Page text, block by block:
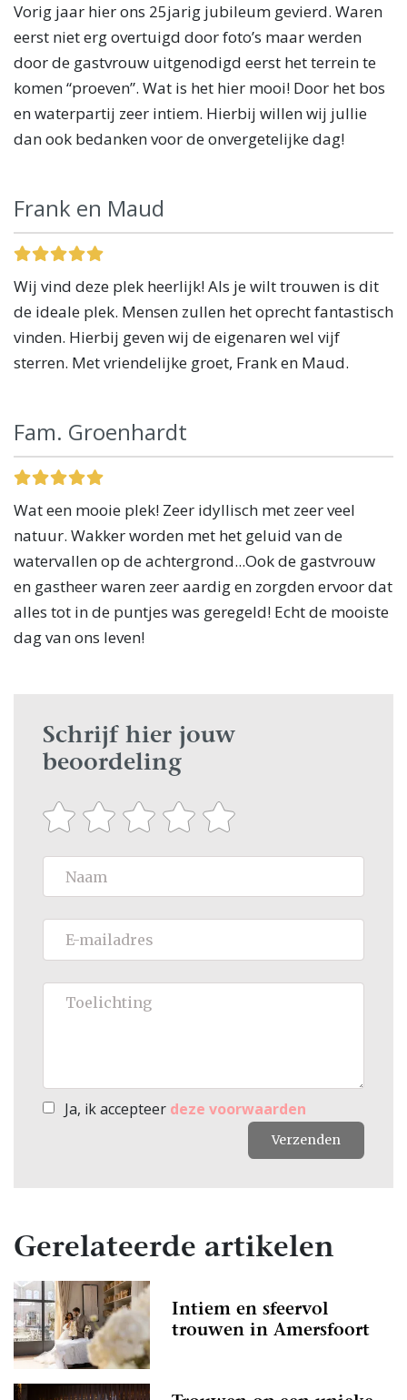
Vorig jaar hier ons 25jarig jubileum gevierd. Waren
eerst niet erg overtuigd door foto’s maar werden
door de gastvrouw uitgenodigd eerst het terrein te
komen “proeven”. Wat is het hier mooi! Door het bos
en waterpartij zeer intiem. Hierbij willen wij jullie
dan ook bedanken voor de onvergetelijke dag!
Frank en Maud
Wij vind deze plek heerlijk! Als je wilt trouwen is dit
de ideale plek. Mensen zullen het oprecht fantastisch
vinden. Hierbij geven wij de eigenaren wel vijf
sterren. Met vriendelijke groet, Frank en Maud.
Fam. Groenhardt
Wat een mooie plek! Zeer idyllisch met zeer veel
natuur. Wakker worden met het geluid van de
watervallen op de achtergrond...Ook de gastvrouw
en gastheer waren zeer aardig en zorgden ervoor dat
alles tot in de puntjes was geregeld! Echt de mooiste
dag van ons leven!
Schrijf hier jouw
beoordeling
Ja, ik accepteer deze voorwaarden
Verzenden
Gerelateerde artikelen
Intiem en sfeervol
trouwen in Amersfoort